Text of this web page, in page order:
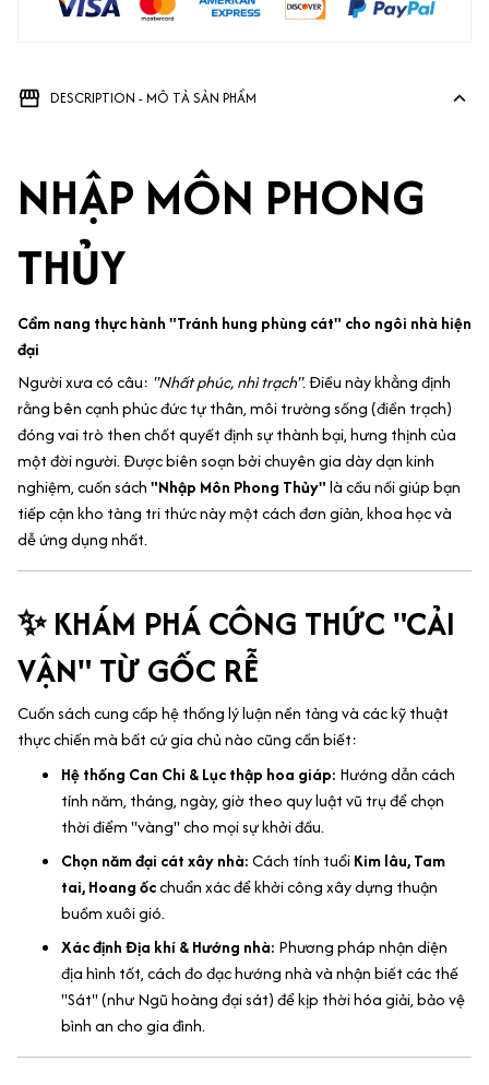
DESCRIPTION - MÔ TẢ SẢN PHẨM
NHẬP MÔN PHONG
THỦY
Cẩm nang thực hành "Tránh hung phùng cát" cho ngôi nhà hiện
đại
Người xưa có câu: "Nhất phúc, nhì trạch". Điều này khẳng định
rằng bên cạnh phúc đức tự thân, môi trường sống (điền trạch)
đóng vai trò then chốt quyết định sự thành bại, hưng thịnh của
một đời người. Được biên soạn bởi chuyên gia dày dạn kinh
nghiệm, cuốn sách"Nhập Môn Phong Thủy"là cầu nối giúp bạn
tiếp cận kho tàng tri thức này một cách đơn giản, khoa học và
dễ ứng dụng nhất.
✨ KHÁM PHÁ CÔNG THỨC "CẢI
VẬN" TỪ GỐC RỄ
Cuốn sách cung cấp hệ thống lý luận nền tảng và các kỹ thuật
thực chiến mà bất cứ gia chủ nào cũng cần biết:
Hệ thống Can Chi & Lục thập hoa giáp: Hướng dẫn cách
tính năm, tháng, ngày, giờ theo quy luật vũ trụ để chọn
thời điểm "vàng" cho mọi sự khởi đầu.
Chọn năm đại cát xây nhà:Cách tính tuổiKim lâu, Tam
tai, Hoang ốcchuẩn xác để khởi công xây dựng thuận
buồm xuôi gió.
Xác định Địa khí & Hướng nhà: Phương pháp nhận diện
địa hình tốt, cách đo đạc hướng nhà và nhận biết các thế
"Sát" (như Ngũ hoàng đại sát) để kịp thời hóa giải, bảo vệ
bình an cho gia đình.